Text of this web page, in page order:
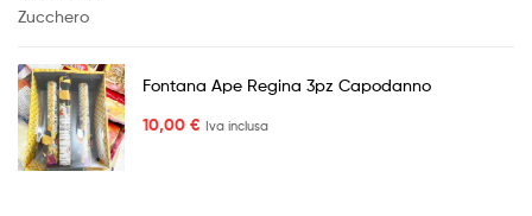
6,50 €
Fontana Ape Regina 3pz Capodanno
10,00 € Iva inclusa